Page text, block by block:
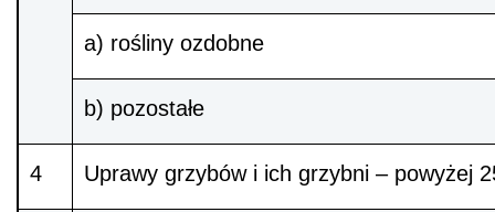
a) rośliny ozdobne
b) pozostałe
4 Uprawy grzybów i ich grzybni – powyżej